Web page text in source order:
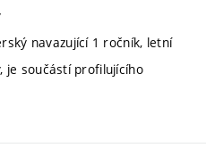
navazující 1 ročník, letní
je součástí profilujícího